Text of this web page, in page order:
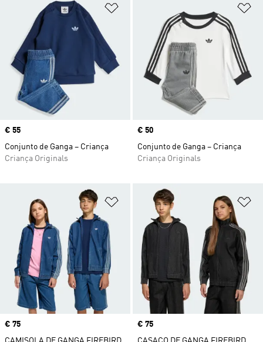
Price
€ 55
Conjunto de Ganga – Criança
Criança Originals
Price
€ 50
Conjunto de Ganga – Criança
Criança Originals
Adicionar à Lista de Desejos
Price
€ 75
Price
€ 75